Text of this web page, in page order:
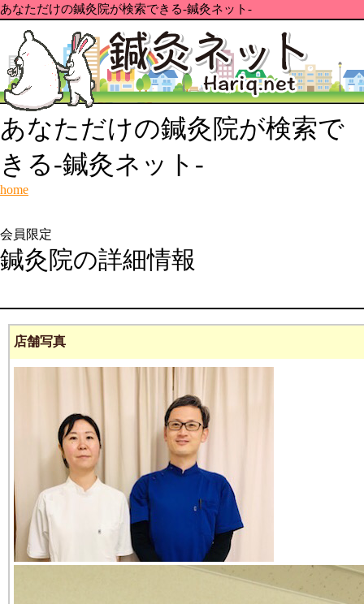
あなただけの鍼灸院が検索できる-鍼灸ネット-
あなただけの鍼灸院が検索で
きる-鍼灸ネット-
home
会員限定
鍼灸院の詳細情報
店舗写真